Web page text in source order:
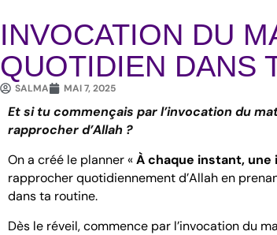
INVOCATION DU
QUOTIDIEN DANS
SALMA MAI 7, 2025
Et si tu commençais par l’invocation du
rapprocher d’Allah ?
On a créé le planner «À chaque instant, une
rapprocher quotidiennement d’Allah en
dans ta routine.
Dès le réveil, commence par l’invocation du